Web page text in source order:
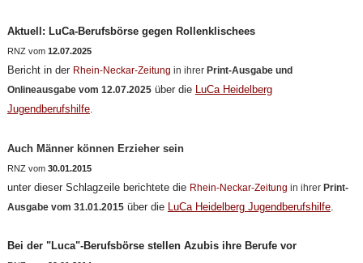
Aktuell: LuCa-Berufsbörse gegen Rollenklischees
RNZ vom 12.07.2025
Bericht in der Rhein-Neckar-Zeitung in ihrer Print-Ausgabe und
Onlineausgabe vom 12.07.2025über die LuCa Heidelberg
Jugendberufshilfe.
Auch Männer können Erzieher sein
RNZ vom 30.01.2015
unter dieser Schlagzeile berichtete die Rhein-Neckar-Zeitung in ihrer Print-
Ausgabe vom 31.01.2015über die LuCa Heidelberg Jugendberufshilfe.
Bei der "Luca"-Berufsbörse stellen Azubis ihre Berufe vor